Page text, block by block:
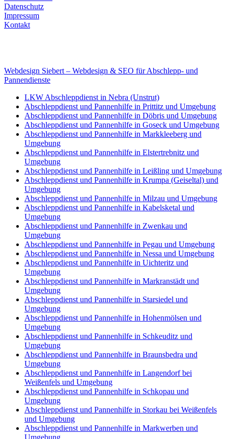
Datenschutz
Impressum
Kontakt
Webdesign Siebert – Webdesign & SEO für Abschlepp- und
Pannendienste
LKW Abschleppdienst in Nebra (Unstrut)
Abschleppdienst und Pannenhilfe in Prittitz und Umgebung
Abschleppdienst und Pannenhilfe in Döbris und Umgebung
Abschleppdienst und Pannenhilfe in Goseck und Umgebung
Abschleppdienst und Pannenhilfe in Markkleeberg und
Umgebung
Abschleppdienst und Pannenhilfe in Elstertrebnitz und
Umgebung
Abschleppdienst und Pannenhilfe in Leißling und Umgebung
Abschleppdienst und Pannenhilfe in Krumpa (Geiseltal) und
Umgebung
Abschleppdienst und Pannenhilfe in Milzau und Umgebung
Abschleppdienst und Pannenhilfe in Kabelsketal und
Umgebung
Abschleppdienst und Pannenhilfe in Zwenkau und
Umgebung
Abschleppdienst und Pannenhilfe in Pegau und Umgebung
Abschleppdienst und Pannenhilfe in Nessa und Umgebung
Abschleppdienst und Pannenhilfe in Uichteritz und
Umgebung
Abschleppdienst und Pannenhilfe in Markranstädt und
Umgebung
Abschleppdienst und Pannenhilfe in Starsiedel und
Umgebung
Abschleppdienst und Pannenhilfe in Hohenmölsen und
Umgebung
Abschleppdienst und Pannenhilfe in Schkeuditz und
Umgebung
Abschleppdienst und Pannenhilfe in Braunsbedra und
Umgebung
Abschleppdienst und Pannenhilfe in Langendorf bei
Weißenfels und Umgebung
Abschleppdienst und Pannenhilfe in Schkopau und
Umgebung
Abschleppdienst und Pannenhilfe in Storkau bei Weißenfels
und Umgebung
Abschleppdienst und Pannenhilfe in Markwerben und
Umgebung